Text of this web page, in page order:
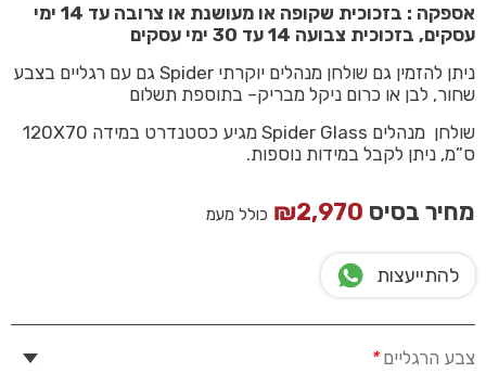
אספקה : בזכוכית שקופה או מעושנת או צרובה עד 14 ימי
עסקים, בזכוכית צבועה 14 עד 30 ימי עסקים
ניתן להזמין גם שולחן מנהלים יוקרתי Spider גם עם רגליים בצבע
שחור, לבן או כרום ניקל מבריק– בתוספת תשלום
ס”מ, ניתן לקבל במידות נוספות.
מחיר בסיס ₪2,970 כולל מעמ
להתייעצות
צבע הרגליים*